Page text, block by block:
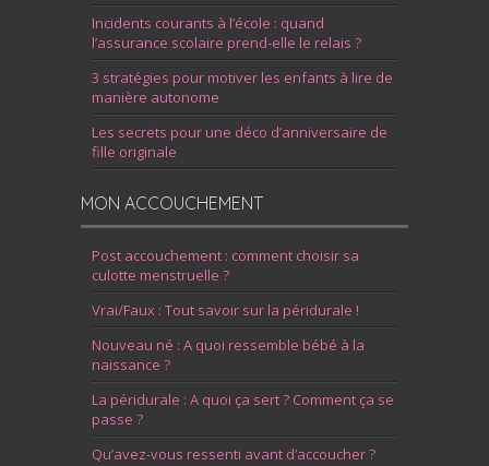
Incidents courants à l’école : quand
l’assurance scolaire prend-elle le relais ?
3 stratégies pour motiver les enfants à lire de
manière autonome
Les secrets pour une déco d’anniversaire de
fille originale
MON ACCOUCHEMENT
Post accouchement : comment choisir sa
culotte menstruelle ?
Vrai/Faux : Tout savoir sur la péridurale !
Nouveau né : A quoi ressemble bébé à la
naissance ?
La péridurale : A quoi ça sert ? Comment ça se
passe ?
Qu’avez-vous ressenti avant d’accoucher ?